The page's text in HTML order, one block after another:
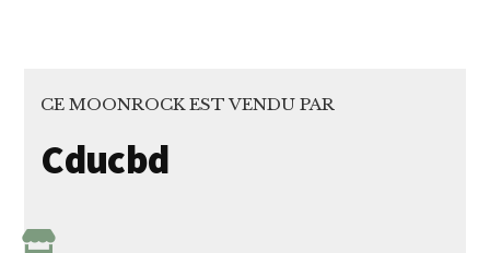
CE MOONROCK EST VENDU PAR
Cducbd